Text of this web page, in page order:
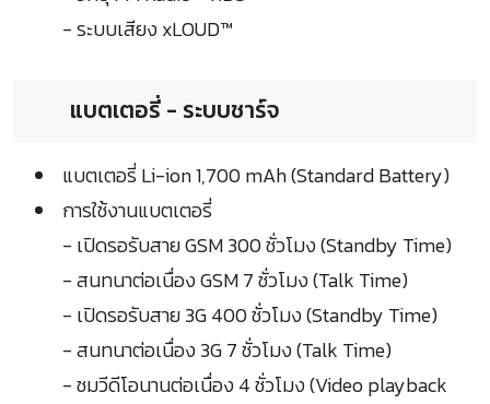
- ระบบเสียง xLOUD™
แบตเตอรี่ - ระบบชาร์จ
แบตเตอรี่ Li-ion 1,700 mAh (Standard Battery)
การใช้งานแบตเตอรี่
- เปิดรอรับสาย GSM 300 ชั่วโมง (Standby Time)
- สนทนาต่อเนื่อง GSM 7 ชั่วโมง (Talk Time)
- เปิดรอรับสาย 3G 400 ชั่วโมง (Standby Time)
- สนทนาต่อเนื่อง 3G 7 ชั่วโมง (Talk Time)
- ชมวีดีโอนานต่อเนื่อง 4 ชั่วโมง (Video playback